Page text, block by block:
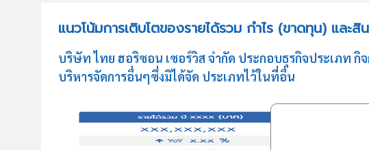
แนวโน้มการเติบโตของรายได้รวม กำไร (ขาดทุน) แล
บริษัท ไทย ฮอริซอน เซอร์วิส จำกัด ประกอบธุรกิจประเภท กิ
บริหารจัดการอื่นๆซึ่งมิได้จัด ประเภทไว้ในที่อื่น